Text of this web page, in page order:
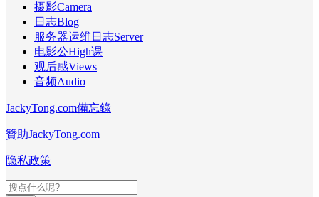
摄影Camera
日志Blog
服务器运维日志Server
电影公High课
观后感Views
音频Audio
JackyTong.com備忘錄
贊助JackyTong.com
隐私政策